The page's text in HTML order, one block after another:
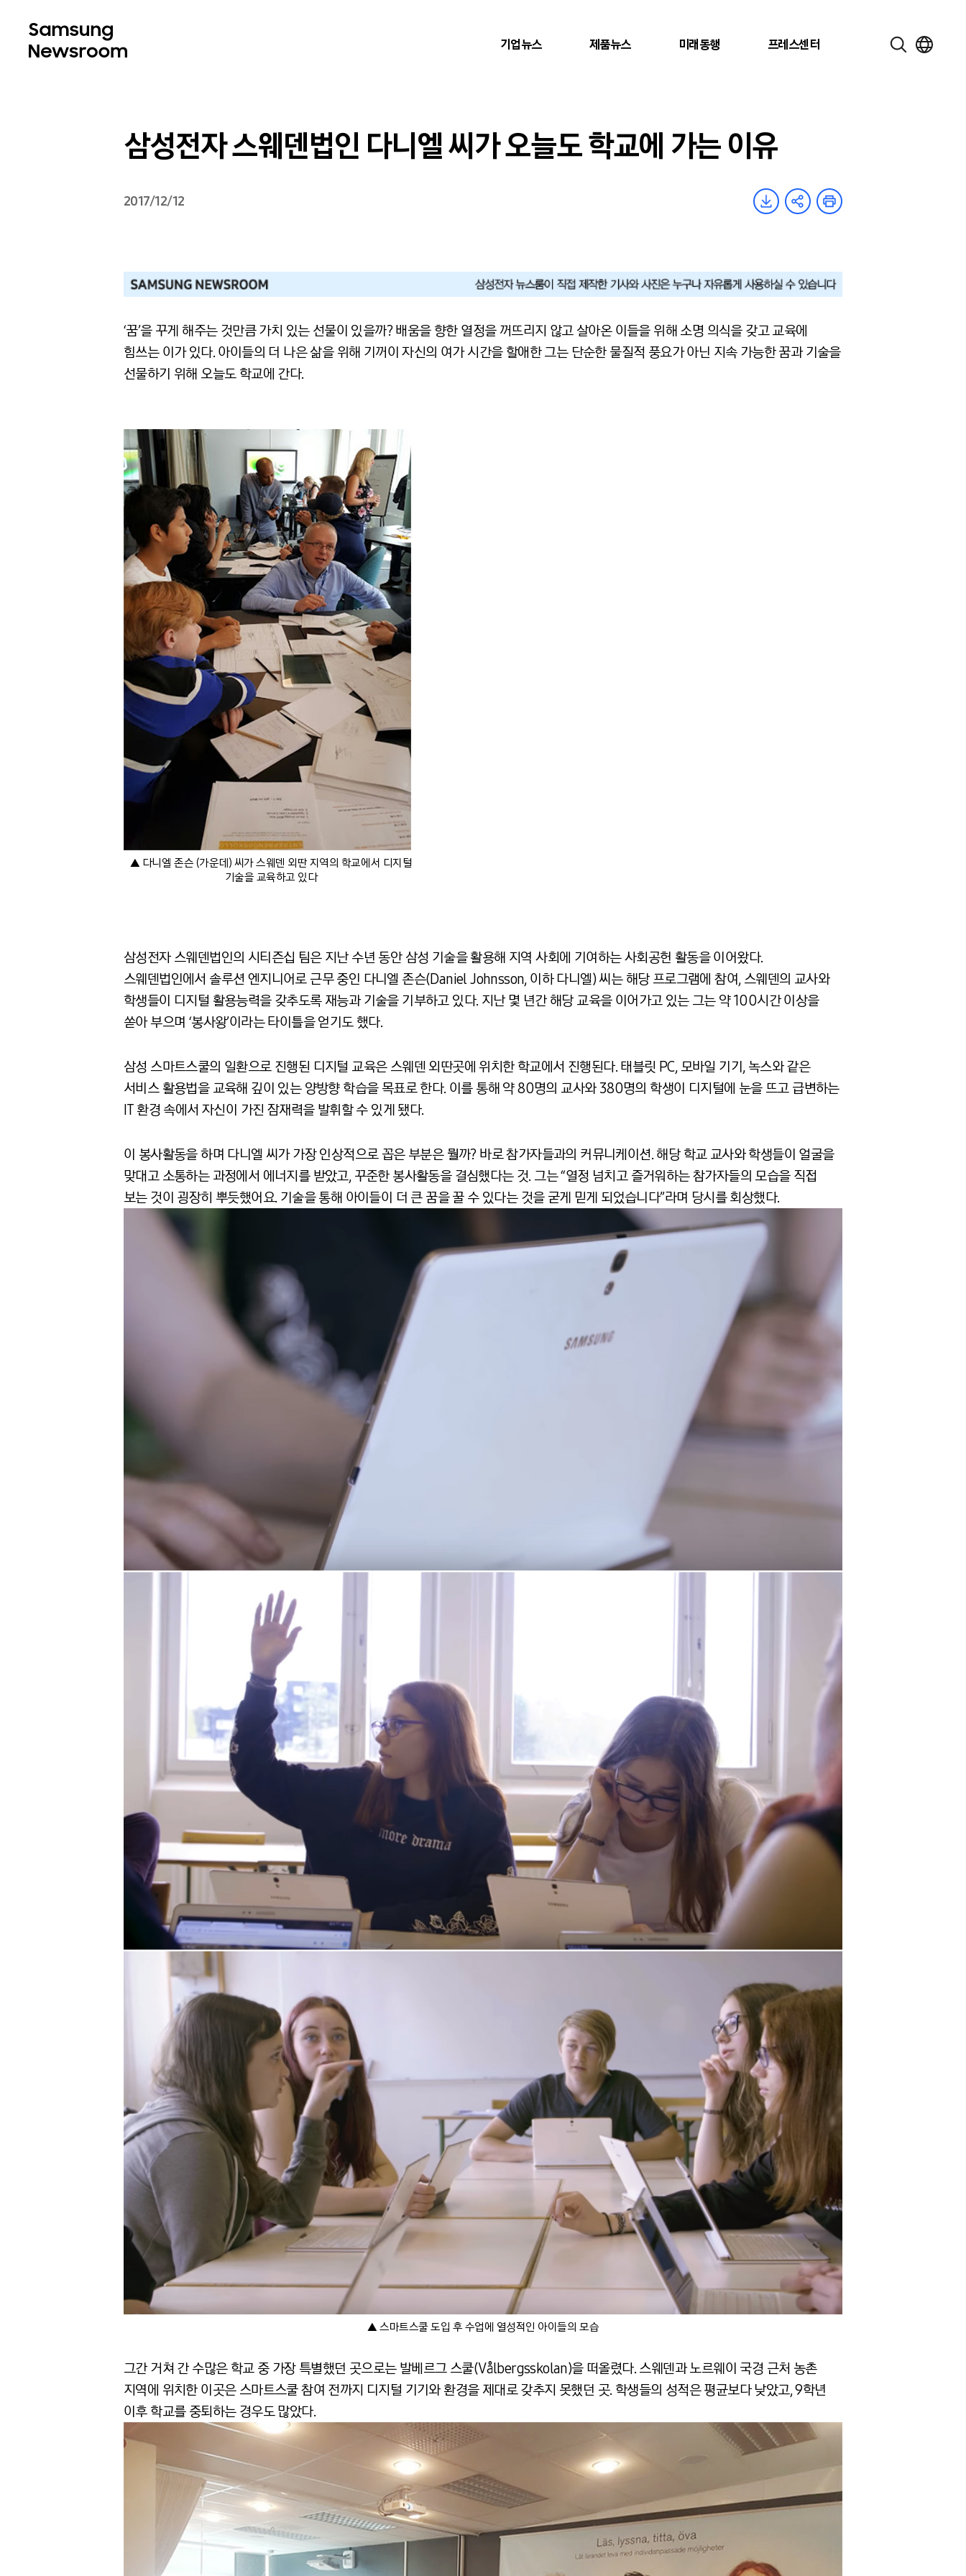
기업뉴스 제품뉴스 미래동행 프레스센터
삼성전자 스웨덴법인 다니엘 씨가 오늘도 학교에 가는 이유
2017/12/12
‘꿈’을 꾸게 해주는 것만큼 가치 있는 선물이 있을까? 배움을 향한 열정을 꺼뜨리지 않고 살아온 이들을 위해 소명 의식을 갖고 교육에
힘쓰는 이가 있다. 아이들의 더 나은 삶을 위해 기꺼이 자신의 여가 시간을 할애한 그는 단순한 물질적 풍요가 아닌 지속 가능한 꿈과 기술을
선물하기 위해 오늘도 학교에 간다.
▲ 다니엘 존슨 (가운데) 씨가 스웨덴 외딴 지역의 학교에서 디지털
기술을 교육하고 있다
삼성전자 스웨덴법인의 시티즌십 팀은 지난 수년 동안 삼성 기술을 활용해 지역 사회에 기여하는 사회공헌 활동을 이어왔다.
스웨덴법인에서 솔루션 엔지니어로 근무 중인 다니엘 존슨(Daniel Johnsson, 이하 다니엘) 씨는 해당 프로그램에 참여, 스웨덴의 교사와
학생들이 디지털 활용능력을 갖추도록 재능과 기술을 기부하고 있다. 지난 몇 년간 해당 교육을 이어가고 있는 그는 약 100시간 이상을
쏟아 부으며 ‘봉사왕’이라는 타이틀을 얻기도 했다.
삼성 스마트스쿨의 일환으로 진행된 디지털 교육은 스웨덴 외딴곳에 위치한 학교에서 진행된다. 태블릿 PC, 모바일 기기, 녹스와 같은
서비스 활용법을 교육해 깊이 있는 양방향 학습을 목표로 한다. 이를 통해 약 80명의 교사와 380명의 학생이 디지털에 눈을 뜨고 급변하는
IT 환경 속에서 자신이 가진 잠재력을 발휘할 수 있게 됐다.
이 봉사활동을 하며 다니엘 씨가 가장 인상적으로 꼽은 부분은 뭘까? 바로 참가자들과의 커뮤니케이션. 해당 학교 교사와 학생들이 얼굴을
맞대고 소통하는 과정에서 에너지를 받았고, 꾸준한 봉사활동을 결심했다는 것. 그는 “열정 넘치고 즐거워하는 참가자들의 모습을 직접
보는 것이 굉장히 뿌듯했어요. 기술을 통해 아이들이 더 큰 꿈을 꿀 수 있다는 것을 굳게 믿게 되었습니다”라며 당시를 회상했다.
▲ 스마트스쿨 도입 후 수업에 열성적인 아이들의 모습
그간 거쳐 간 수많은 학교 중 가장 특별했던 곳으로는 발베르그 스쿨(Vålbergsskolan)을 떠올렸다. 스웨덴과 노르웨이 국경 근처 농촌
지역에 위치한 이곳은 스마트스쿨 참여 전까지 디지털 기기와 환경을 제대로 갖추지 못했던 곳. 학생들의 성적은 평균보다 낮았고, 9학년
이후 학교를 중퇴하는 경우도 많았다.